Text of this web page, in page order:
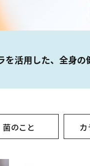
を活用した、全身の
菌のこと カ